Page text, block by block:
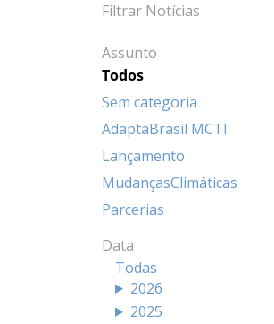
Filtrar Notícias
Assunto
Todos
Sem categoria
AdaptaBrasil MCTI
Lançamento
MudançasClimáticas
Parcerias
Data
Todas
2026
2025